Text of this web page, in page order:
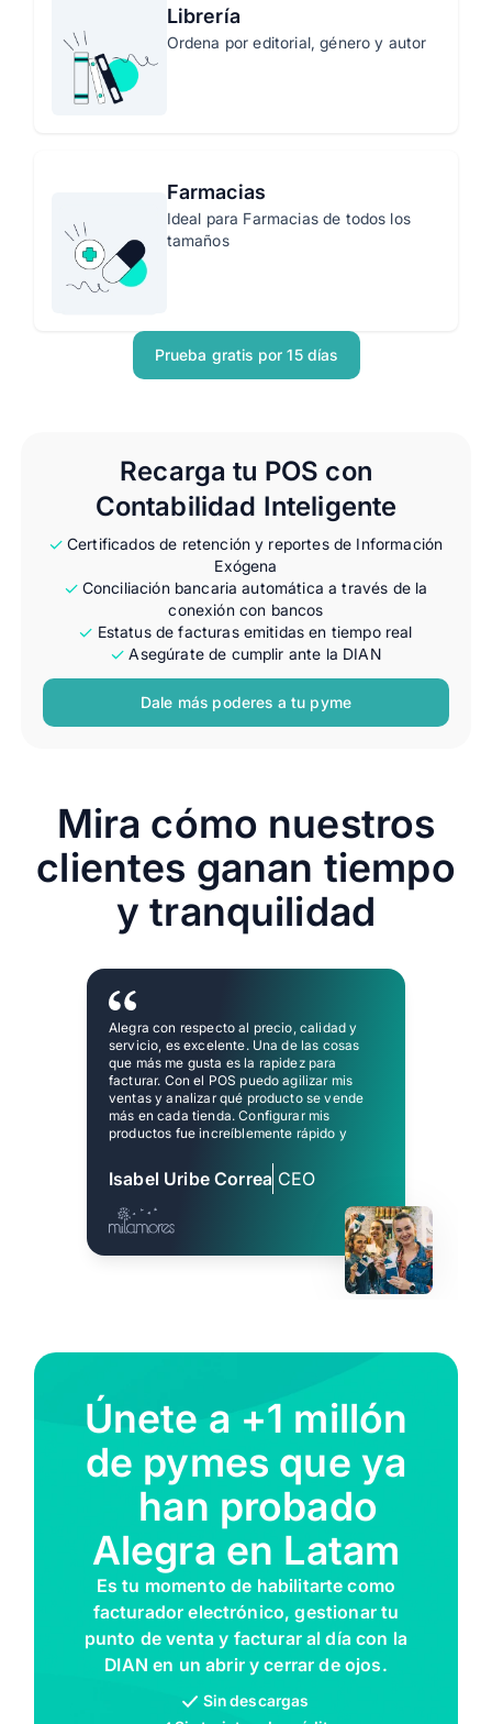
Librería
Ordena por editorial, género y autor
Farmacias
Ideal para Farmacias de todos los
tamaños
Prueba gratis por 15 días
Recarga tu POS con
Contabilidad Inteligente
Certificados de retención y reportes de Información
Exógena
Conciliación bancaria automática a través de la
conexión con bancos
Estatus de facturas emitidas en tiempo real
Asegúrate de cumplir ante la DIAN
Dale más poderes a tu pyme
Mira cómo nuestros
clientes ganan tiempo
y tranquilidad
Alegra con respecto al precio, calidad y
servicio, es excelente. Una de las cosas
que más me gusta es la rapidez para
facturar. Con el POS puedo agilizar mis
ventas y analizar qué producto se vende
más en cada tienda. Configurar mis
productos fue increíblemente rápido y
Isabel Uribe Correa CEO
Únete a +1 millón
de pymes que ya
han probado
Alegra en Latam
Es tu momento de habilitarte como
facturador electrónico, gestionar tu
punto de venta y facturar al día con la
DIAN en un abrir y cerrar de ojos.
Sin descargas